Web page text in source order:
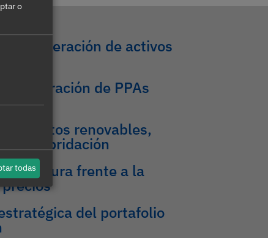
de la operación de activos
de PPAs
proyectos renovables,
e hibridación
cobertura frente a la
del portafolio
o
todas